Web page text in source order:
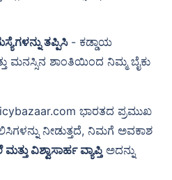
ತಪ್ಪಿಸಿ- ಕಡ್ಡಾಯ
ಶಾಂತಿಯಿಂದ ನಿಮ್ಮ ಬೈಕು
ಭಾರತದ ಪ್ರಮುಖ
ನೀಡುತ್ತದೆ, ನಿಮಗೆ ಅವಕಾಶ
ವಿಶ್ವಾಸಾರ್ಹ ವ್ಯಾಪ್ತಿ ಅದನ್ನು